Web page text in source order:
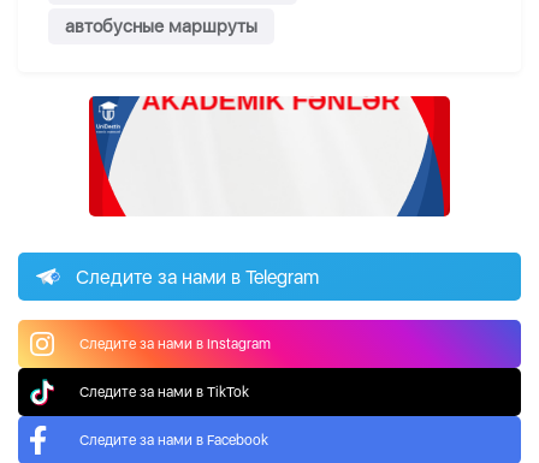
автобусные маршруты
Следите за нами в Telegram
Следите за нами в Instagram
Следите за нами в TikTok
Следите за нами в Facebook